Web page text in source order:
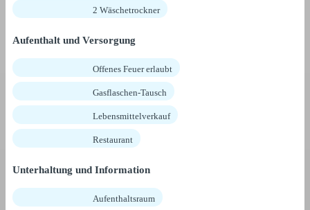
2 Wäschetrockner
Aufenthalt und Versorgung
Offenes Feuer erlaubt
Gasflaschen-Tausch
Lebensmittelverkauf
Restaurant
Unterhaltung und Information
Aufenthaltsraum